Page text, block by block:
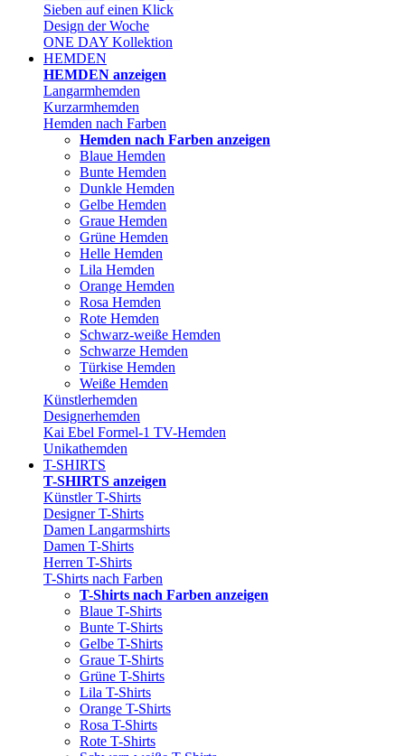
Sieben auf einen Klick
Design der Woche
ONE DAY Kollektion
HEMDEN
HEMDEN anzeigen
Langarmhemden
Kurzarmhemden
Hemden nach Farben
Hemden nach Farben anzeigen
Blaue Hemden
Bunte Hemden
Dunkle Hemden
Gelbe Hemden
Graue Hemden
Grüne Hemden
Helle Hemden
Lila Hemden
Orange Hemden
Rosa Hemden
Rote Hemden
Schwarz-weiße Hemden
Schwarze Hemden
Türkise Hemden
Weiße Hemden
Künstlerhemden
Designerhemden
Kai Ebel Formel-1 TV-Hemden
Unikathemden
T-SHIRTS
T-SHIRTS anzeigen
Künstler T-Shirts
Designer T-Shirts
Damen Langarmshirts
Damen T-Shirts
Herren T-Shirts
T-Shirts nach Farben
T-Shirts nach Farben anzeigen
Blaue T-Shirts
Bunte T-Shirts
Gelbe T-Shirts
Graue T-Shirts
Grüne T-Shirts
Lila T-Shirts
Orange T-Shirts
Rosa T-Shirts
Rote T-Shirts